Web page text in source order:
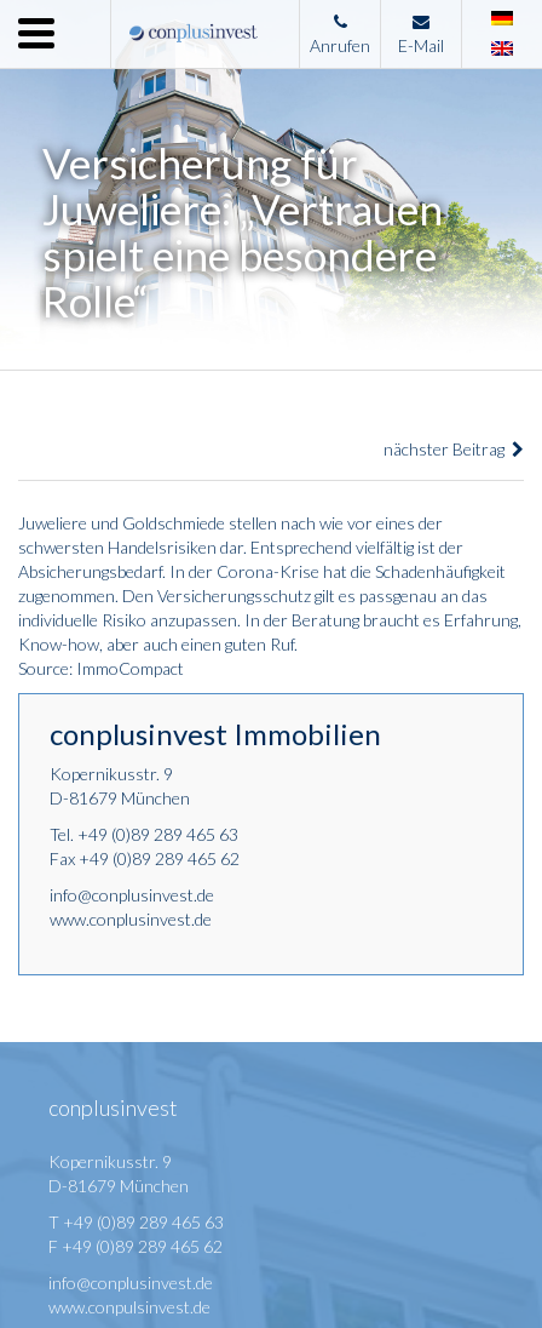
Menu
Home
Unternehmen
Leistungen
Immobilienangebote
News
Presse
Anrufen E-Mail
Versicherung für
Juweliere: „Vertrauen
spielt eine besondere
Rolle“
nächster Beitrag
Juweliere und Goldschmiede stellen nach wie vor eines der
schwersten Handelsrisiken dar. Entsprechend vielfältig ist der
Absicherungsbedarf. In der Corona-Krise hat die Schadenhäufigkeit
zugenommen. Den Versicherungsschutz gilt es passgenau an das
individuelle Risiko anzupassen. In der Beratung braucht es Erfahrung,
Know-how, aber auch einen guten Ruf.
Source: ImmoCompact
conplusinvest Immobilien
Kopernikusstr. 9
D-81679 München
Tel. +49 (0)89 289 465 63
Fax +49 (0)89 289 465 62
info@conplusinvest.de
www.conplusinvest.de
conplusinvest
Kopernikusstr. 9
D-81679 München
T +49 (0)89 289 465 63
F +49 (0)89 289 465 62
info@conplusinvest.de
www.conpulsinvest.de